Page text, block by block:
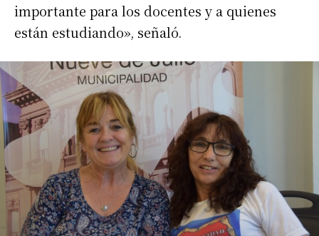
importante para los docentes y a quienes
están estudiando», señaló.